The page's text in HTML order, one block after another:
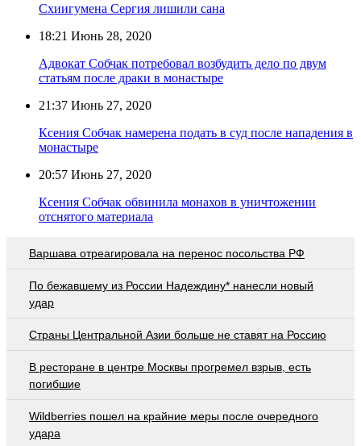
Схиигумена Сергия лишили сана
18:21 Июнь 28, 2020
Адвокат Собчак потребовал возбудить дело по двум
статьям после драки в монастыре
21:37 Июнь 27, 2020
Ксения Собчак намерена подать в суд после нападения в
монастыре
20:57 Июнь 27, 2020
Ксения Собчак обвинила монахов в уничтожении
отснятого материала
Варшава отреагировала на перенос посольства РФ
По бежавшему из России Надеждину* нанесли новый
удар
Страны Центральной Азии больше не ставят на Россию
В ресторане в центре Москвы прогремел взрыв, есть
погибшие
Wildberries пошел на крайние меры после очередного
удара